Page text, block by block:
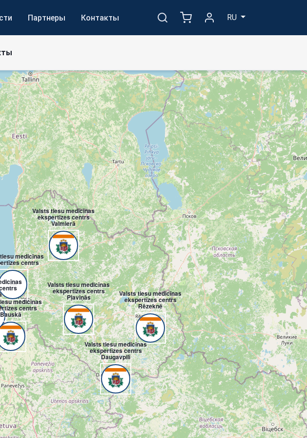
Партнеры Контакты RU
medicīnas
centrs
Valsts tiesu medicīnas
ekspertīzes centrs
Valmierā
Valsts tiesu medicīnas
ekspertīzes centrs
Rēzeknē
Valsts tiesu medicīnas
ekspertīzes centrs
Daugavpilī
medicīnas
centrs
Bauskā
Valsts tiesu medicīnas
ekspertīzes centrs
Pļaviņās